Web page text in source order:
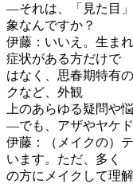
―それは、「見た目
象なんですか？
伊藤：いいえ。生ま
症状がある方だけで
はなく、思春期特有
クなど、外観
上のあらゆる疑問や
―でも、アザやヤケ
伊藤：（メイクの）
います。ただ、多く
の方にメイクして理